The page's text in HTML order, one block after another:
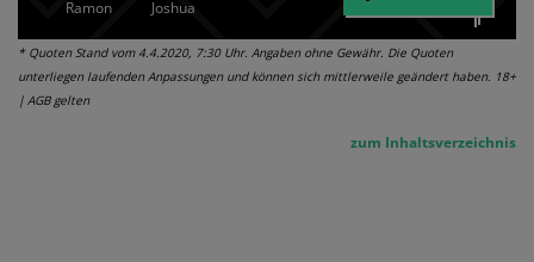
Ramon Joshua
* Quoten Stand vom 4.4.2020, 7:30 Uhr. Angaben ohne Gewähr. Die Quoten
unterliegen laufenden Anpassungen und können sich mittlerweile geändert haben. 18+
| AGB gelten
zum Inhaltsverzeichnis